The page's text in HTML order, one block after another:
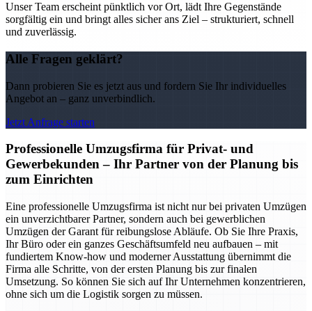
Unser Team erscheint pünktlich vor Ort, lädt Ihre Gegenstände
sorgfältig ein und bringt alles sicher ans Ziel – strukturiert, schnell
und zuverlässig.
Alle Fragen geklärt?
Dann probieren Sie es jetzt aus und fordern Sie Ihr individuelles
Angebot an – ganz unverbindlich.
Jetzt Anfrage starten
Professionelle Umzugsfirma für Privat- und
Gewerbekunden – Ihr Partner von der Planung bis
zum Einrichten
Eine professionelle Umzugsfirma ist nicht nur bei privaten Umzügen
ein unverzichtbarer Partner, sondern auch bei gewerblichen
Umzügen der Garant für reibungslose Abläufe. Ob Sie Ihre Praxis,
Ihr Büro oder ein ganzes Geschäftsumfeld neu aufbauen – mit
fundiertem Know-how und moderner Ausstattung übernimmt die
Firma alle Schritte, von der ersten Planung bis zur finalen
Umsetzung. So können Sie sich auf Ihr Unternehmen konzentrieren,
ohne sich um die Logistik sorgen zu müssen.